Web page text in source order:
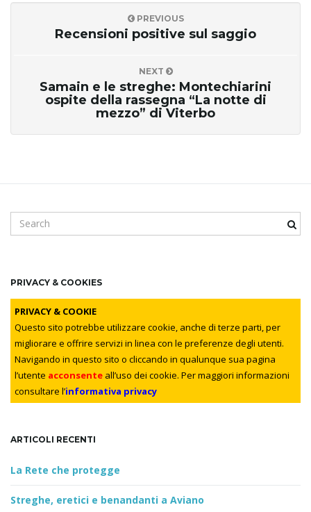
PREVIOUS
Recensioni positive sul saggio
NEXT
Samain e le streghe: Montechiarini
ospite della rassegna “La notte di
mezzo” di Viterbo
e
c
k
e
y
w
o
d
PRIVACY & COOKIES
PRIVACY & COOKIE
Questo sito potrebbe utilizzare cookie, anche di terze parti, per
migliorare e offrire servizi in linea con le preferenze degli utenti.
Navigando in questo sito o cliccando in qualunque sua pagina
l’utente acconsente all’uso dei cookie. Per maggiori informazioni
consultare l’informativa privacy
ARTICOLI RECENTI
La Rete che protegge
Streghe, eretici e benandanti a Aviano